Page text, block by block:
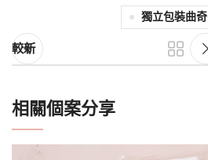
獨立包裝曲奇
較新
相關個案分享